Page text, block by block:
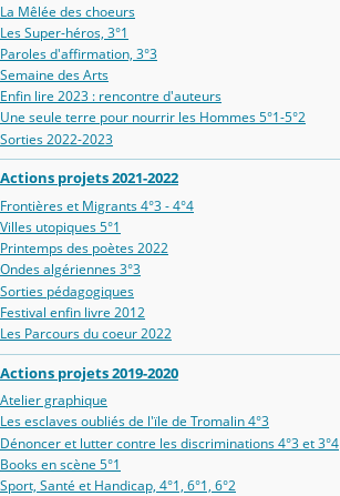
La Mêlée des choeurs
Les Super-héros, 3°1
Paroles d'affirmation, 3°3
Semaine des Arts
Enfin lire 2023 : rencontre d'auteurs
Une seule terre pour nourrir les Hommes 5°1-5°2
Sorties 2022-2023
Actions projets 2021-2022
Frontières et Migrants 4°3 - 4°4
Villes utopiques 5°1
Printemps des poètes 2022
Ondes algériennes 3°3
Sorties pédagogiques
Festival enfin livre 2012
Les Parcours du coeur 2022
Actions projets 2019-2020
Atelier graphique
Les esclaves oubliés de l'ïle de Tromalin 4°3
Dénoncer et lutter contre les discriminations 4°3 et 3°4
Books en scène 5°1
Sport, Santé et Handicap, 4°1, 6°1, 6°2